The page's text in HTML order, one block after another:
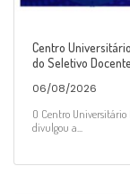
Centro
do Seletivo
06/08/2026
O Centro Universitário
divulgou a...